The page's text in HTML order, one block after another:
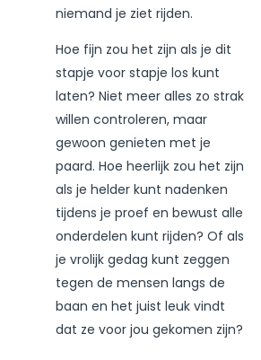
niemand je ziet rijden.
Hoe fijn zou het zijn als je dit
stapje voor stapje los kunt
laten? Niet meer alles zo strak
willen controleren, maar
gewoon genieten met je
paard. Hoe heerlijk zou het zijn
als je helder kunt nadenken
tijdens je proef en bewust alle
onderdelen kunt rijden? Of als
je vrolijk gedag kunt zeggen
tegen de mensen langs de
baan en het juist leuk vindt
dat ze voor jou gekomen zijn?